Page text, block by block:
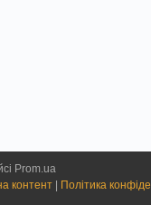
Prom.ua
контент
Політика